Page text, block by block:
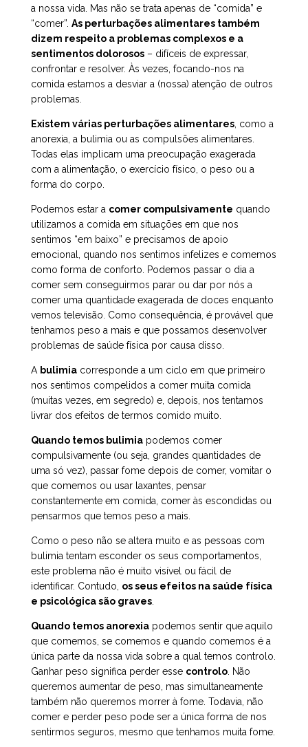
a nossa vida. Mas não se trata apenas de “comida” e
“comer”. As perturbações alimentares também
dizem respeito a problemas complexos e a
sentimentos dolorosos – difíceis de expressar,
confrontar e resolver. Às vezes, focando-nos na
comida estamos a desviar a (nossa) atenção de outros
problemas.
Existem várias perturbações alimentares , como a
anorexia, a bulimia ou as compulsões alimentares.
Todas elas implicam uma preocupação exagerada
com a alimentação, o exercício físico, o peso ou a
forma do corpo.
Podemos estar a comer compulsivamente quando
utilizamos a comida em situações em que nos
sentimos “em baixo” e precisamos de apoio
emocional, quando nos sentimos infelizes e comemos
como forma de conforto. Podemos passar o dia a
comer sem conseguirmos parar ou dar por nós a
comer uma quantidade exagerada de doces enquanto
vemos televisão. Como consequência, é provável que
tenhamos peso a mais e que possamos desenvolver
problemas de saúde física por causa disso.
A bulimia corresponde a um ciclo em que primeiro
nos sentimos compelidos a comer muita comida
(muitas vezes, em segredo) e, depois, nos tentamos
livrar dos efeitos de termos comido muito.
Quando temos bulimia podemos comer
compulsivamente (ou seja, grandes quantidades de
uma só vez), passar fome depois de comer, vomitar o
que comemos ou usar laxantes, pensar
constantemente em comida, comer às escondidas ou
pensarmos que temos peso a mais.
Como o peso não se altera muito e as pessoas com
bulimia tentam esconder os seus comportamentos,
este problema não é muito visível ou fácil de
identificar. Contudo, os seus efeitos na saúde física
e psicológica são graves
Quando temos anorexia podemos sentir que aquilo
que comemos, se comemos e quando comemos é a
única parte da nossa vida sobre a qual temos controlo.
Ganhar peso significa perder esse controlo . Não
queremos aumentar de peso, mas simultaneamente
também não queremos morrer à fome. Todavia, não
comer e perder peso pode ser a única forma de nos
sentirmos seguros, mesmo que tenhamos muita fome.